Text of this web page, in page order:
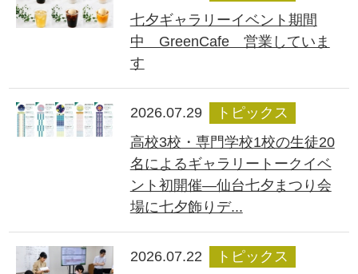
七夕ギャラリーイベント期間
中 GreenCafe 営業していま
す
2026.07.29
トピックス
高校3校・専門学校1校の生徒20
名によるギャラリートークイベ
ント初開催―仙台七夕まつり会
場に七夕飾りデ...
2026.07.22
トピックス